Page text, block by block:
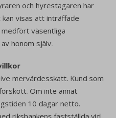
och hyrestagaren har
visas att inträffade
väsentliga
honom själv.
mervärdesskatt. Kund som
Om inte annat
10 dagar netto.
riksbankens fastställda vid